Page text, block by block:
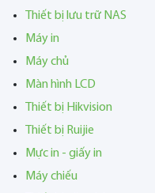
Thiết bị lưu trữ NAS
Máy in
Máy chủ
Màn hình LCD
Thiết bị Hikvision
Thiết bị Ruijie
Mực in - giấy in
Máy chiếu